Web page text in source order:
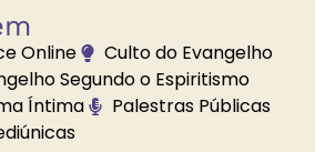
Bússola
Espiritual
Online
Culto do Evangelho
Segundo o Espiritismo
Íntima
Palestras Públicas